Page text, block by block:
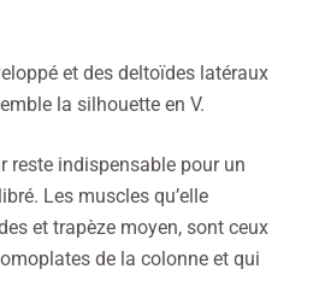
et des deltoïdes latéraux
la silhouette en V.
reste indispensable pour un
Les muscles qu’elle
et trapèze moyen, sont ceux
de la colonne et qui